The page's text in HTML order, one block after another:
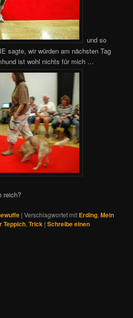
und so
sagte, wir würden am nächsten Tag
ist wohl nichts für mich …
reich?
|Verschlagwortet mit Erding,Mein
Teppich,Trick |Schreibe einen